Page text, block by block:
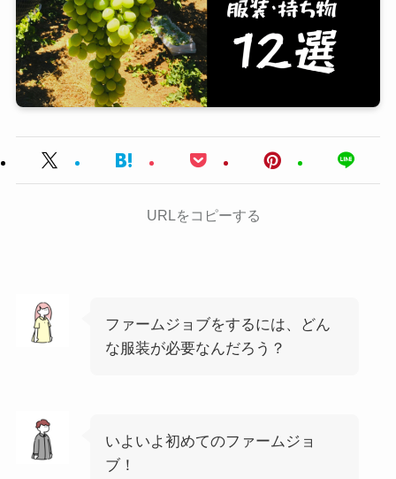
URLをコピーする
ファームジョブをするには、どん
な服装が必要なんだろう？
いよいよ初めてのファームジョ
ブ！